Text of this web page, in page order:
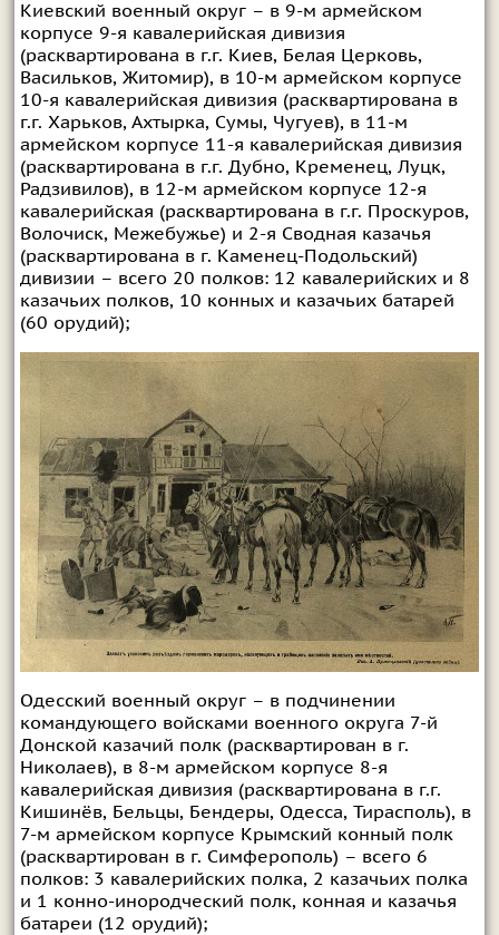
Киевский военный округ – в 9-м армейском
корпусе 9-я кавалерийская дивизия
(расквартирована в г.г. Киев, Белая Церковь,
Васильков, Житомир), в 10-м армейском корпусе
10-я кавалерийская дивизия (расквартирована в
г.г. Харьков, Ахтырка, Сумы, Чугуев), в 11-м
армейском корпусе 11-я кавалерийская дивизия
(расквартирована в г.г. Дубно, Кременец, Луцк,
Радзивилов), в 12-м армейском корпусе 12-я
кавалерийская (расквартирована в г.г. Проскуров,
Волочиск, Межебужье) и 2-я Сводная казачья
(расквартирована в г. Каменец-Подольский)
дивизии – всего 20 полков: 12 кавалерийских и 8
казачьих полков, 10 конных и казачьих батарей
(60 орудий);
Одесский военный округ – в подчинении
командующего войсками военного округа 7-й
Донской казачий полк (расквартирован в г.
Николаев), в 8-м армейском корпусе 8-я
кавалерийская дивизия (расквартирована в г.г.
Кишинёв, Бельцы, Бендеры, Одесса, Тирасполь), в
7-м армейском корпусе Крымский конный полк
(расквартирован в г. Симферополь) – всего 6
полков: 3 кавалерийских полка, 2 казачьих полка
и 1 конно-инородческий полк, конная и казачья
батареи (12 орудий);